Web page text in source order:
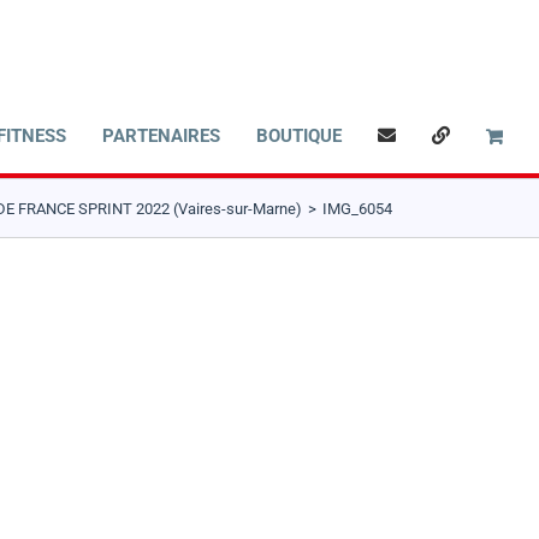
PARTENAIRES BOUTIQUE
FRANCE SPRINT 2022 (Vaires-sur-Marne) IMG_6054